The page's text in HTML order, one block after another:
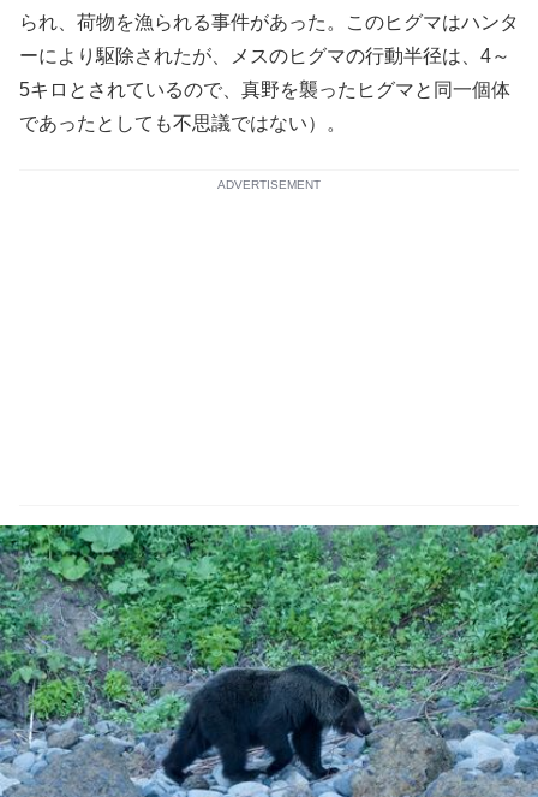
られ、荷物を漁られる事件があった。このヒグマはハンタ
ーにより駆除されたが、メスのヒグマの行動半径は、4～
5キロとされているので、真野を襲ったヒグマと同一個体
であったとしても不思議ではない）。
ADVERTISEMENT